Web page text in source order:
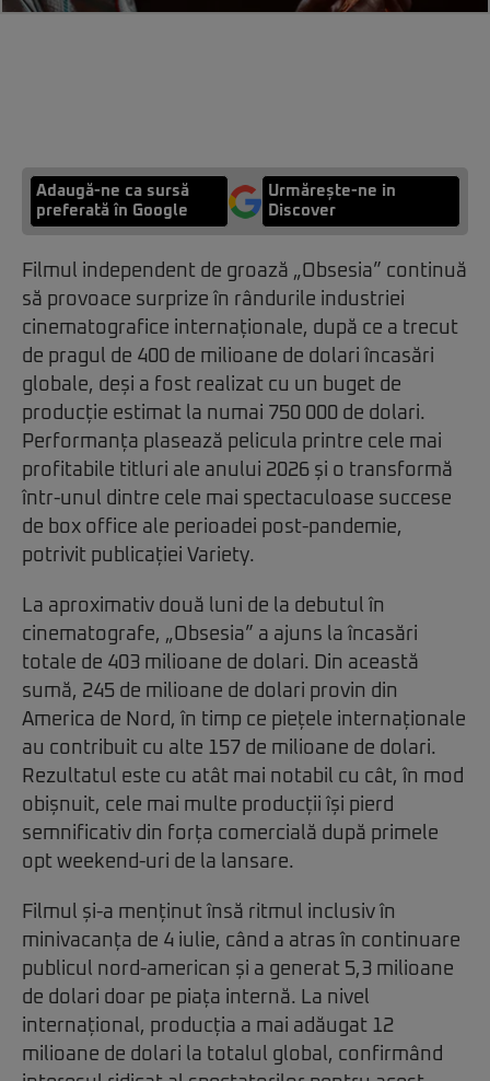
Adaugă-ne ca sursă
preferată în Google
Urmărește-ne in
Discover
Filmul independent de groază „Obsesia” continuă
să provoace surprize în rândurile industriei
cinematografice internaționale, după ce a trecut
de pragul de 400 de milioane de dolari încasări
globale, deși a fost realizat cu un buget de
producție estimat la numai 750 000 de dolari.
Performanța plasează pelicula printre cele mai
profitabile titluri ale anului 2026 și o transformă
într-unul dintre cele mai spectaculoase succese
de box office ale perioadei post-pandemie,
potrivit publicației Variety.
La aproximativ două luni de la debutul în
cinematografe, „Obsesia” a ajuns la încasări
totale de 403 milioane de dolari. Din această
sumă, 245 de milioane de dolari provin din
America de Nord, în timp ce piețele internaționale
au contribuit cu alte 157 de milioane de dolari.
Rezultatul este cu atât mai notabil cu cât, în mod
obișnuit, cele mai multe producții își pierd
semnificativ din forța comercială după primele
opt weekend-uri de la lansare.
Filmul și-a menținut însă ritmul inclusiv în
minivacanța de 4 iulie, când a atras în continuare
publicul nord-american și a generat 5,3 milioane
de dolari doar pe piața internă. La nivel
internațional, producția a mai adăugat 12
milioane de dolari la totalul global, confirmând